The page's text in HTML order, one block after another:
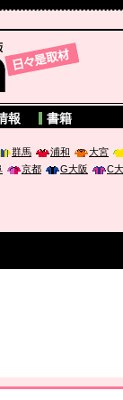
報 書籍
群馬 浦和
大宮
京都 G大阪
C